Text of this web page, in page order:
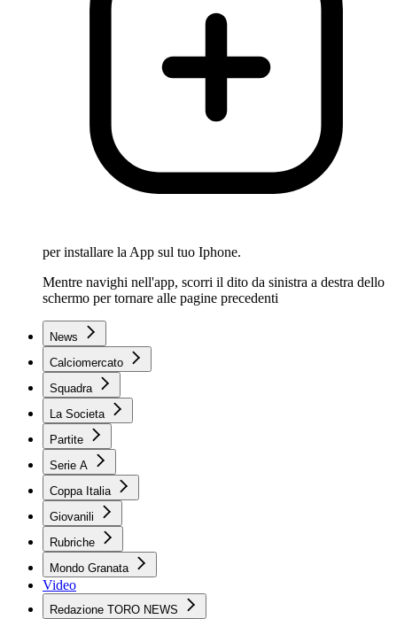
per installare la App sul tuo Iphone.
Mentre navighi nell'app, scorri il dito da sinistra a destra dello
schermo per tornare alle pagine precedenti
News
Calciomercato
Squadra
La Societa
Partite
Serie A
Coppa Italia
Giovanili
Rubriche
Mondo Granata
Video
Redazione TORO NEWS